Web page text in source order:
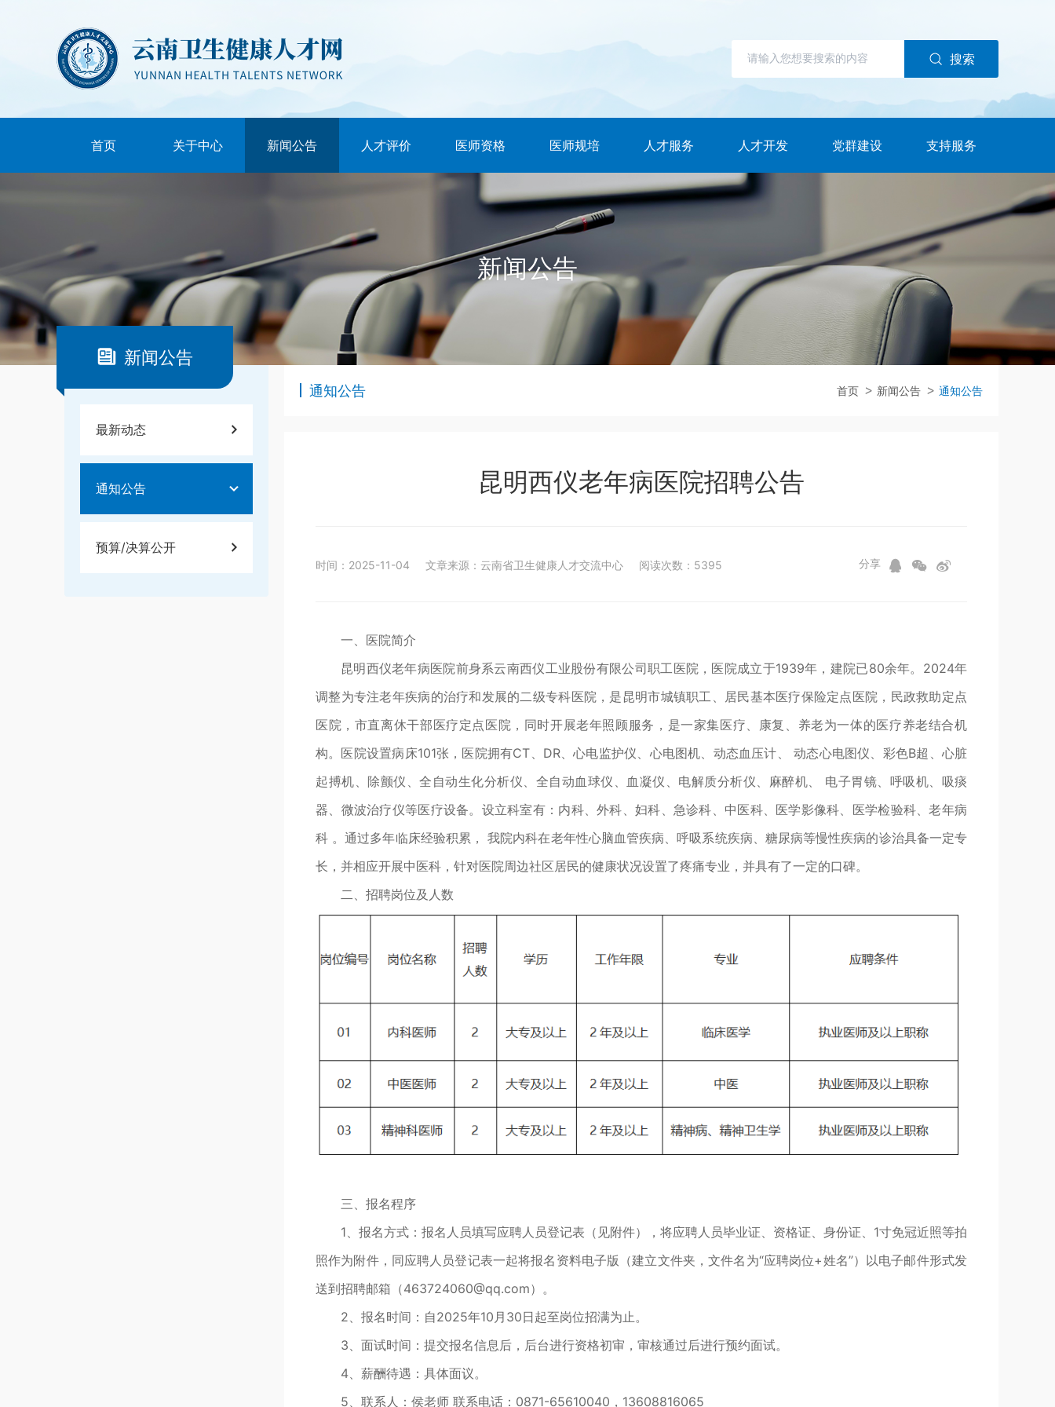
搜索
首页 关于中心 新闻公告 人才评价 医师资格 医师规培 人才服务 人才开发 党群建设 支持服务
新闻公告
新闻公告
最新动态
通知公告
预算/决算公开
通知公告 首页 新闻公告 通知公告
昆明西仪老年病医院招聘公告
时间：2025-11-04 文章来源：云南省卫生健康人才交流中心 阅读次数：5395 分享
一、医院简介
昆明西仪老年病医院前身系云南西仪工业股份有限公司职工医院，医院成立于1939年，建院已80余年。2024年
调整为专注老年疾病的治疗和发展的二级专科医院，是昆明市城镇职工、居民基本医疗保险定点医院，民政救助定点
医院，市直离休干部医疗定点医院，同时开展老年照顾服务，是一家集医疗、康复、养老为一体的医疗养老结合机
构。医院设置病床101张，医院拥有CT、DR、心电监护仪、心电图机、动态血压计、 动态心电图仪、彩色B超、心脏
起搏机、除颤仪、全自动生化分析仪、全自动血球仪、血凝仪、电解质分析仪、麻醉机、 电子胃镜、呼吸机、吸痰
器、微波治疗仪等医疗设备。设立科室有：内科、外科、妇科、急诊科、中医科、医学影像科、医学检验科、老年病
科 。通过多年临床经验积累， 我院内科在老年性心脑血管疾病、呼吸系统疾病、糖尿病等慢性疾病的诊治具备一定专
长，并相应开展中医科，针对医院周边社区居民的健康状况设置了疼痛专业，并具有了一定的口碑。
二、招聘岗位及人数
三、报名程序
1、报名方式：报名人员填写应聘人员登记表（见附件），将应聘人员毕业证、资格证、身份证、1寸免冠近照等拍
照作为附件，同应聘人员登记表一起将报名资料电子版（建立文件夹，文件名为“应聘岗位+姓名”）以电子邮件形式发
送到招聘邮箱 （463724060@qq.com）。
2、报名时间：自2025年10月30日起至岗位招满为止。
3、面试时间：提交报名信息后，后台进行资格初审，审核通过后进行预约面试。
4、薪酬待遇：具体面议。
5、联系人：侯老师 联系电话：0871-65610040，13608816065